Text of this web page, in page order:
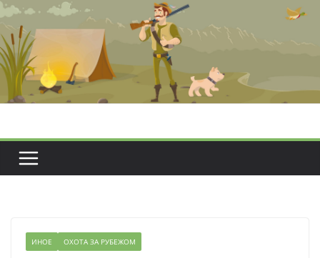
Перейти
содержимому
ИНОЕ ОХОТА ЗА РУБЕЖОМ